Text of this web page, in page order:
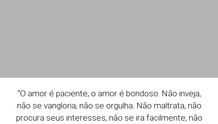
“O amor é paciente, o amor é bondoso. Não inveja,
não se vangloria, não se orgulha. Não maltrata, não
procura seus interesses, não se ira facilmente, não